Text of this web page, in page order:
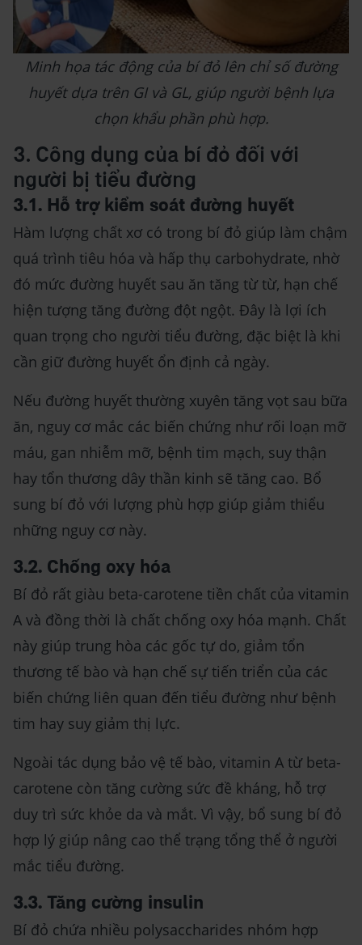
Minh họa tác động của bí đỏ lên chỉ số đường
huyết dựa trên GI và GL, giúp người bệnh lựa
chọn khẩu phần phù hợp.
3. Công dụng của bí đỏ đối với
người bị tiểu đường
3.1. Hỗ trợ kiểm soát đường huyết
Hàm lượng chất xơ có trong bí đỏ giúp làm chậm
quá trình tiêu hóa và hấp thụ carbohydrate, nhờ
đó mức đường huyết sau ăn tăng từ từ, hạn chế
hiện tượng tăng đường đột ngột. Đây là lợi ích
quan trọng cho người tiểu đường, đặc biệt là khi
cần giữ đường huyết ổn định cả ngày.
Nếu đường huyết thường xuyên tăng vọt sau bữa
ăn, nguy cơ mắc các biến chứng như rối loạn mỡ
máu, gan nhiễm mỡ, bệnh tim mạch, suy thận
hay tổn thương dây thần kinh sẽ tăng cao. Bổ
sung bí đỏ với lượng phù hợp giúp giảm thiểu
những nguy cơ này.
3.2. Chống oxy hóa
Bí đỏ rất giàu beta-carotene tiền chất của vitamin
A và đồng thời là chất chống oxy hóa mạnh. Chất
này giúp trung hòa các gốc tự do, giảm tổn
thương tế bào và hạn chế sự tiến triển của các
biến chứng liên quan đến tiểu đường như bệnh
tim hay suy giảm thị lực.
Ngoài tác dụng bảo vệ tế bào, vitamin A từ beta-
carotene còn tăng cường sức đề kháng, hỗ trợ
duy trì sức khỏe da và mắt. Vì vậy, bổ sung bí đỏ
hợp lý giúp nâng cao thể trạng tổng thể ở người
mắc tiểu đường.
3.3. Tăng cường insulin
Bí đỏ chứa nhiều polysaccharides nhóm hợp